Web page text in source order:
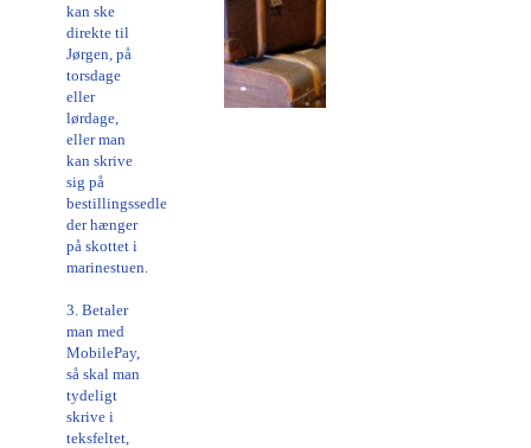
kan ske
direkte til
Jørgen, på
torsdage
eller
lørdage,
eller man
kan skrive
sig på
bestillingssedlen
der hænger
på skottet i
marinestuen.
3. Betaler
man med
MobilePay,
så skal man
tydeligt
skrive i
teksfeltet,